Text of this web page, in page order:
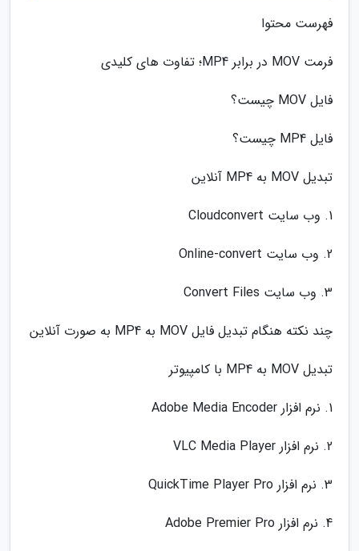
فهرست محتوا
فرمت MOV در برابر MP4؛ تفاوت های کلیدی
فایل MOV چیست؟
فایل MP4 چیست؟
تبدیل MOV به MP4 آنلاین
1. وب سایت Cloudconvert
2. وب سایت Online-convert
3. وب سایت Convert Files
چند نکته هنگام تبدیل فایل MOV به MP4 به صورت آنلاین
تبدیل MOV به MP4 با کامپیوتر
1. نرم افزار Adobe Media Encoder
2. نرم افزار VLC Media Player
3. نرم افزار QuickTime Player Pro
4. نرم افزار Adobe Premier Pro